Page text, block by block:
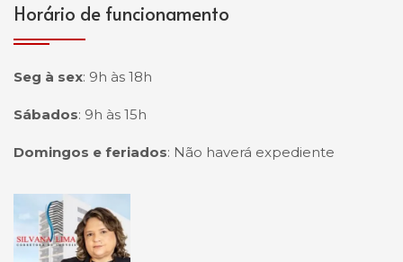
Horário de funcionamento
Seg à sex: 9h às 18h
Sábados: 9h às 15h
Domingos e feriados: Não haverá expediente
Página inicial